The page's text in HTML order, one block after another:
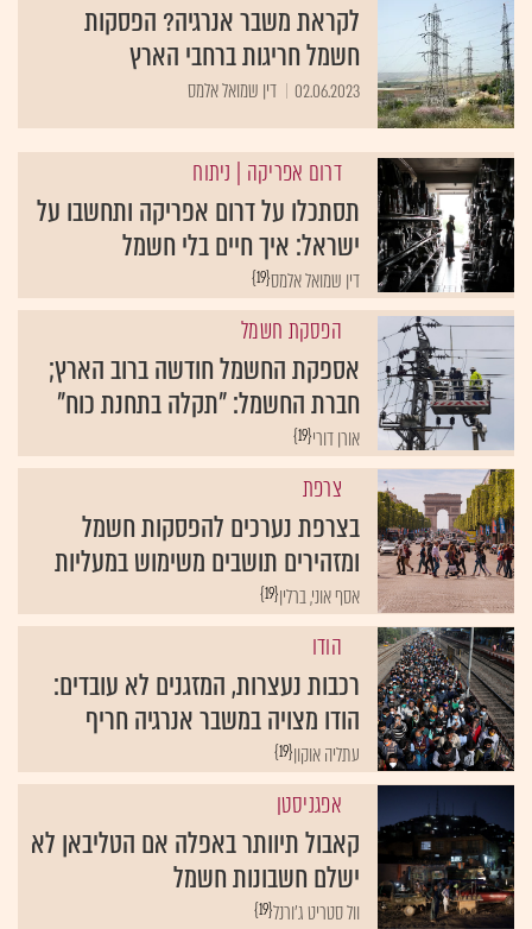
לקראת משבר אנרגיה? הפסקות
חשמל חריגות ברחבי הארץ
02.06.2023 דין שמואל אלמס
דרום אפריקה | ניתוח
תסתכלו על דרום אפריקה ותחשבו על
ישראל: איך חיים בלי חשמל
{19}דין שמואל אלמס
הפסקת חשמל
אספקת החשמל חודשה ברוב הארץ;
חברת החשמל: "תקלה בתחנת כוח"
{19}אורן דורי
צרפת
בצרפת נערכים להפסקות חשמל
ומזהירים תושבים משימוש במעליות
{19}אסף אוני, ברלין
הודו
רכבות נעצרות, המזגנים לא עובדים:
הודו מצויה במשבר אנרגיה חריף
{19}עתליה אוקון
אפגניסטן
קאבול תיוותר באפלה אם הטליבאן לא
ישלם חשבונות חשמל
{19}וול סטריט ג'ורנל